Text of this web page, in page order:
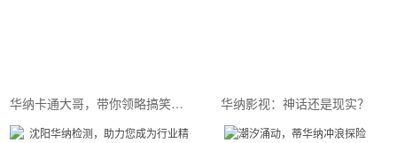
华纳卡通大哥，带你领略搞笑的魅力 华纳影视：神话还是现实？